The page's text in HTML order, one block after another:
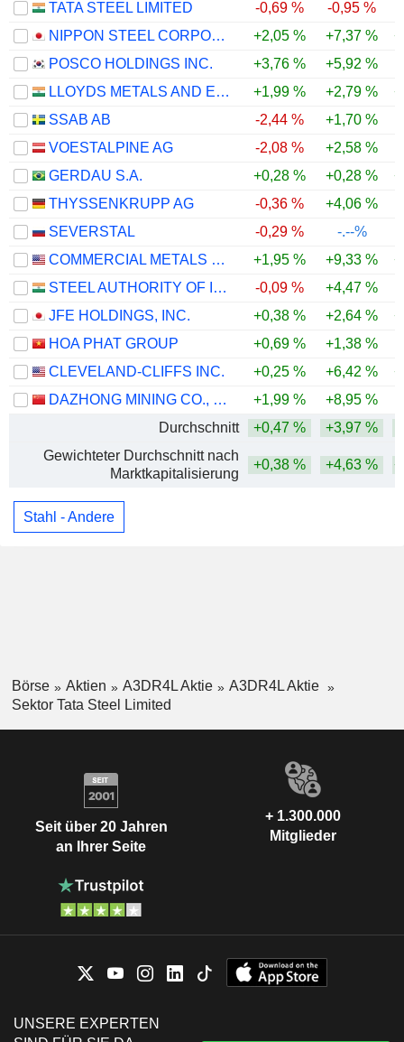
TATA STEEL LIMITED
-0,69 % -0,95 %
NIPPON STEEL CORPORATION
+2,05 % +7,37 %
POSCO HOLDINGS INC.
+3,76 % +5,92 %
LLOYDS METALS AND ENERGY LIMITED
+1,99 % +2,79 %
SSAB AB
-2,44 % +1,70 %
VOESTALPINE AG
-2,08 % +2,58 %
GERDAU S.A.
+0,28 % +0,28 %
THYSSENKRUPP AG
-0,36 % +4,06 %
SEVERSTAL
-0,29 %
-.--%
COMMERCIAL METALS COMPANY
+1,95 % +9,33 %
STEEL AUTHORITY OF INDIA LIMITED
-0,09 % +4,47 %
JFE HOLDINGS, INC.
+0,38 % +2,64 %
HOA PHAT GROUP
+0,69 % +1,38 %
CLEVELAND-CLIFFS INC.
+0,25 % +6,42 %
DAZHONG MINING CO., LTD.
+1,99 % +8,95 %
Durchschnitt
+0,47 % +3,97 %
Gewichteter Durchschnitt nach
Marktkapitalisierung
+0,38 % +4,63 %
Stahl - Andere
Börse Aktien A3DR4L Aktie
A3DR4L Aktie
Sektor Tata Steel Limited
Seit über 20 Jahren
an Ihrer Seite
+ 1.300.000
Mitglieder
UNSERE EXPERTEN